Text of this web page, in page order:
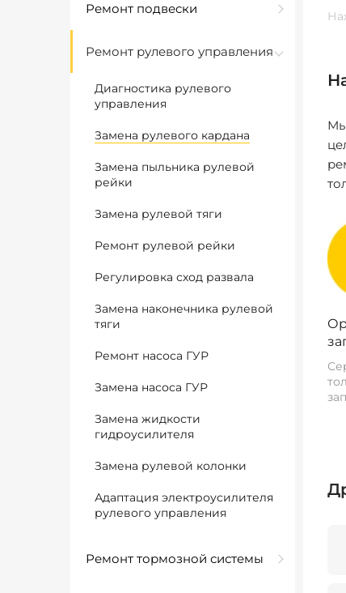
Ремонт подвески
Ремонт рулевого управления
Диагностика рулевого
управления
Замена рулевого кардана
Замена пыльника рулевой
рейки
Замена рулевой тяги
Ремонт рулевой рейки
Регулировка сход развала
Замена наконечника рулевой
тяги
Ремонт насоса ГУР
Замена насоса ГУР
Замена жидкости
гидроусилителя
Замена рулевой колонки
Адаптация электроусилителя
рулевого управления
Ремонт тормозной системы
Мы